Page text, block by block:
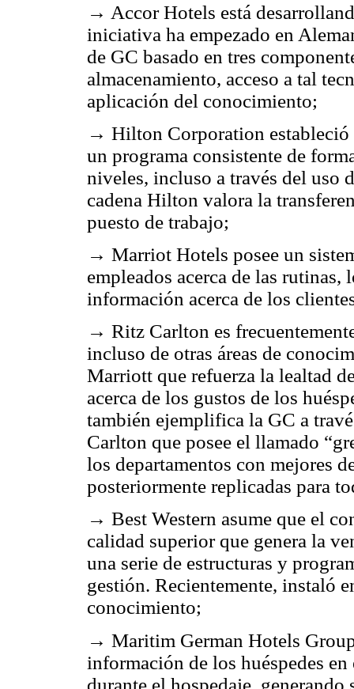
→ Accor Hotels está
iniciativa ha empezado en
de GC basado en tres
almacenamiento, acceso a tal
aplicación del conocimiento;
→ Hilton Corporation estableció
un programa consistente de
niveles, incluso a través del uso
cadena Hilton valora la
puesto de trabajo;
→ Marriot Hotels posee un
empleados acerca de las rutinas,
información acerca de los
→ Ritz Carlton es
incluso de otras áreas de
Marriott que refuerza la lealtad
acerca de los gustos de los
también ejemplifica la GC a
Carlton que posee el llamado
los departamentos con mejores
posteriormente replicadas para
→ Best Western asume que el
calidad superior que genera la
una serie de estructuras y
gestión. Recientemente, instaló
conocimiento;
→ Maritim German Hotels
información de los huéspedes
durante el hospedaje,